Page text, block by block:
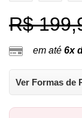
R$
em até 6x
Ver Formas de